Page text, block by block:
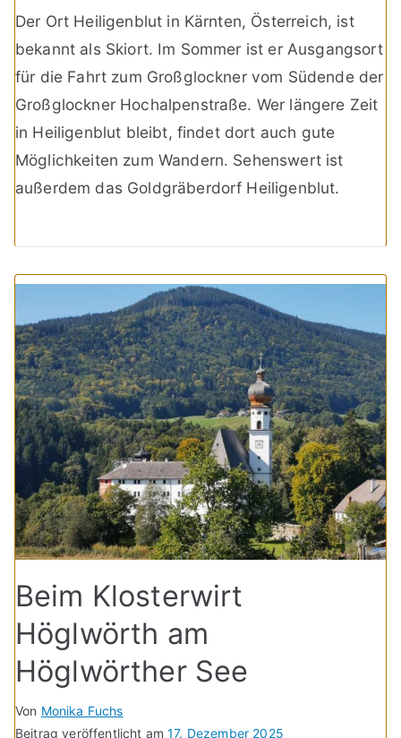
Der Ort Heiligenblut in Kärnten, Österreich, ist
bekannt als Skiort. Im Sommer ist er Ausgangsort
für die Fahrt zum Großglockner vom Südende der
Großglockner Hochalpenstraße. Wer längere Zeit
in Heiligenblut bleibt, findet dort auch gute
Möglichkeiten zum Wandern. Sehenswert ist
außerdem das Goldgräberdorf Heiligenblut.
Beim Klosterwirt
Höglwörth am
Höglwörther See
Von Monika Fuchs
Beitrag veröffentlicht am17. Dezember 2025